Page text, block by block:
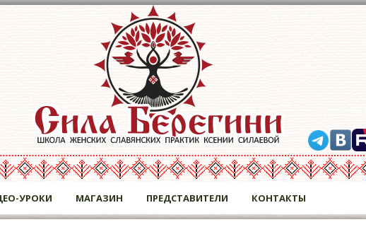
УРОКИ МАГАЗИН ПРЕДСТАВИТЕЛИ КОНТАКТЫ